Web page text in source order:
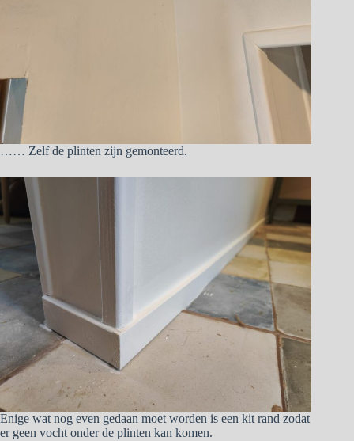
…… Zelf de plinten zijn gemonteerd.
Enige wat nog even gedaan moet worden is een kit rand zodat
er geen vocht onder de plinten kan komen.